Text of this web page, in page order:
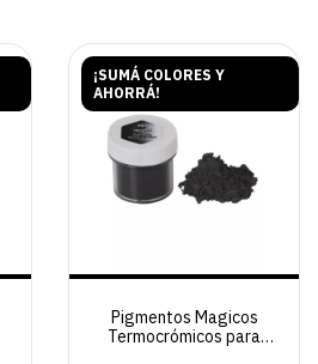
¡SUMÁ COLORES Y
AHORRÁ!
Pigmentos Magicos
Termocrómicos para